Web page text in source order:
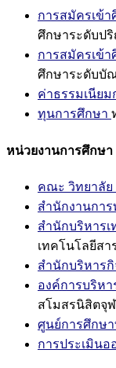
การสมัครเข้
ศึกษาระดับ
การสมัครเข้
ศึกษาระดับบั
ค่าธรรมเนียม
ทุนการศึกษา
หน่วยงานการศึกษา
คณะ วิทยาลัย
สำนักงานการ
สำนักบริหาร
เทคโนโลยีสา
สำนักบริหาร
องค์การบริห
สโมสรนิสิตจุ
ศูนย์การศึกษา
การประเมินอ